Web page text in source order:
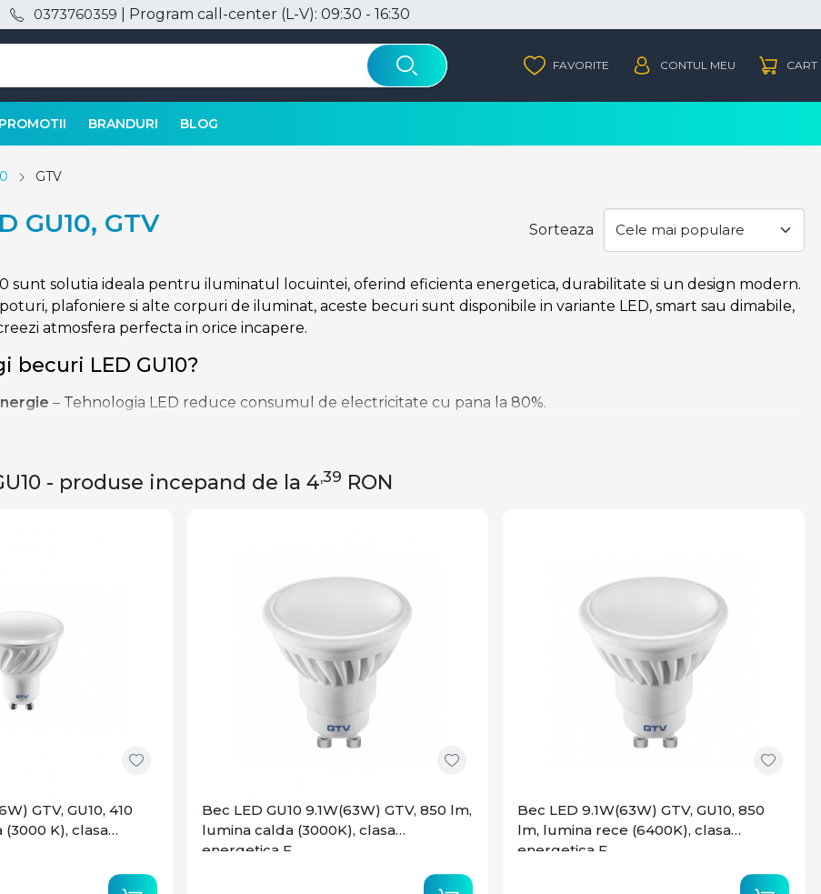
0373760359 | Program call-center (L-V): 09:30 - 16:30
PROMOTII BRANDURI BLOG
GTV
GU10, GTV Sorteaza
sunt solutia ideala pentru iluminatul locuintei, oferind eficienta energetica, durabilitate si un design modern.
plafoniere si alte corpuri de iluminat, aceste becuri sunt disponibile in variante LED, smart sau dimabile,
atmosfera perfecta in orice incapere.
becuri LED GU10?
– Tehnologia LED reduce consumul de electricitate cu pana la 80%.
– Se potrivesc perfect in corpuri de iluminat cu soclu GU10.
Controlezi intensitatea si culoarea luminii prin aplicatie sau comenzi vocale.
– Reglare inteligenta a luminii prin telefon sau asistent vocal.
– Ajustezi intensitatea luminii in functie de preferinte.
– Alegi din milioane de culori pentru o atmosfera personalizata.
GU10 potrivite pentru casa ta!
nevoie de iluminat functional sau decorativ, becurile GU10 sunt solutia perfecta. Descopera gama noastra de
moderne si transforma iluminatul locuintei tale!
- produse incepand de la 4,39 RON
GTV, GU10, 410
K), clasa
Bec LED GU10 9.1W(63W) GTV, 850 lm,
lumina calda (3000K), clasa
energetica F
Bec LED 9.1W(63W) GTV, GU10, 850
lm, lumina rece (6400K), clasa
energetica F